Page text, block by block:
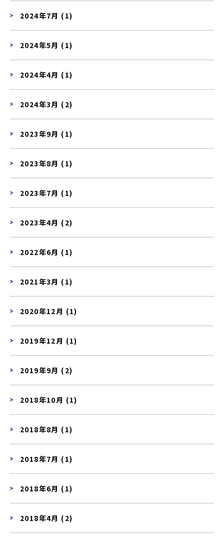
2024年7月 (1)
2024年5月 (1)
2024年4月 (1)
2024年3月 (2)
2023年9月 (1)
2023年8月 (1)
2023年7月 (1)
2023年4月 (2)
2022年6月 (1)
2021年3月 (1)
2020年12月 (1)
2019年12月 (1)
2019年9月 (2)
2018年10月 (1)
2018年8月 (1)
2018年7月 (1)
2018年6月 (1)
2018年4月 (2)